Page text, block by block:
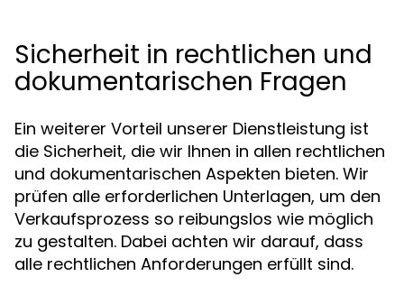
Sicherheit in rechtlichen und
dokumentarischen Fragen
Ein weiterer Vorteil unserer Dienstleistung ist
die Sicherheit, die wir Ihnen in allen rechtlichen
und dokumentarischen Aspekten bieten. Wir
prüfen alle erforderlichen Unterlagen, um den
Verkaufsprozess so reibungslos wie möglich
zu gestalten. Dabei achten wir darauf, dass
alle rechtlichen Anforderungen erfüllt sind.